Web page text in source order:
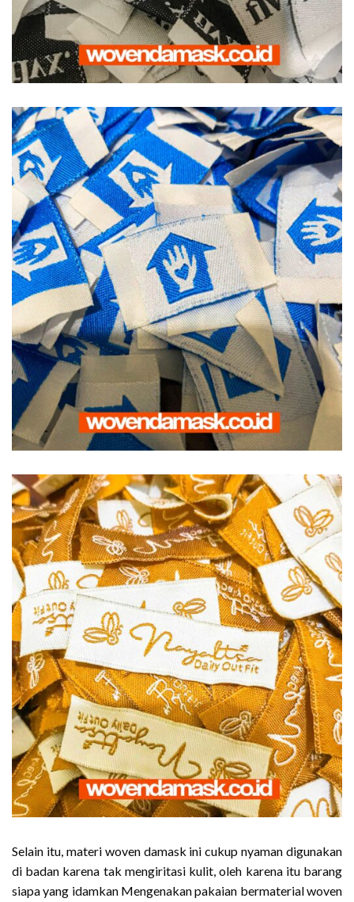
Selain itu, materi woven damask ini cukup nyaman digunakan
di badan karena tak mengiritasi kulit, oleh karena itu barang
siapa yang idamkan Mengenakan pakaian bermaterial woven